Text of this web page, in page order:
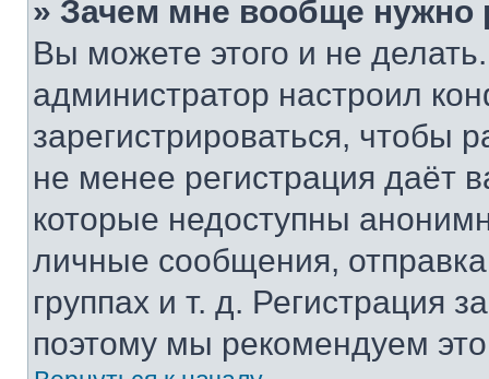
» Зачем мне вообще нужно
Вы можете этого и не
администратор настроил
зарегистрироваться, чтобы
не менее регистрация даёт
которые недоступны
личные сообщения,
группах и т. д. Регистрация
поэтому мы рекомендуем